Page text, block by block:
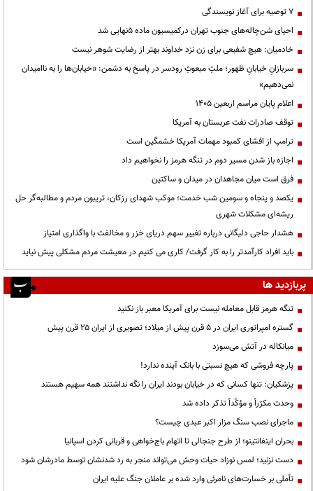
۷ توصیه برای آغاز نویسندگی
احیای شن‌چاله‌های جنوب تهران درکمیسیون ماده ۵نهایی شد
خادمیان: هیچ شفیعی برای زن نزد خداوند بهتر از رضایت شوهر نیست
سربازانِ خیابانِ ظهور؛ ملتِ مبعوثِ رودسر در پاسخ به دشمن: «خیابان‌ها را به ناامیدان
نمی‌دهیم»
اعلام پایان مراسم اربعین ۱۴۰۵
توقف صادرات نفت عربستان به آمریکا
ترامپ از افشای کمبود مهمات آمریکا خشمگین است
اجازه باز شدن مسیر دوم در تنگه هرمز را نخواهیم داد
فرق است میان مجاهدان در میدان و ساکتین
یکصد و پنجاه و سومین شب خدمت؛ موکب شهدای رزکان، تریبون مردم و مطالبه‌گر حل
ریشه‌ای مشکلات شهری
هشدار حاجی دلیگانی درباره تغییر سهم دریای خزر و مخالفت با واگذاری امتیاز
باید افراد کارآمدتر را به کار گرفت/ کاری می کنیم در معیشت مردم مشکلی پیش نیاید
پربازدید ها
تنگه هرمز قابل معامله نیست برای آمریکا معبر باز نکنید
گستره امپراتوری ایران در ۵ قرن پیش از میلاد؛ تصویری از ایران ۲۵ قرن پیش
میانکاله در آتش می‌سوزد
پارچه فروشی که هیچ نسبتی با بانک آینده ندارد!
پزشکیان: تنها کسانی که در خیابان بودند ایران را نگه نداشتند همه سهیم هستند
وحدت مکرّراً و مؤکّداً تذکر داده شد
ماجرای نصب سنگ مزار اکبر عبدی چیست؟
بحران اینفانتینو؛ از طرح جنجالی تا اتهام باج‌خواهی و قربانی کردن اسپانیا
دست نزنید؛ لمس نوزاد حیات وحش می‌تواند منجر به رد شدنشان توسط مادرشان شود
تأملی بر خسارت‌های نامرئی وارد شده بر عاملان جنگ علیه ایران